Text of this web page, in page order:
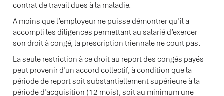
contrat de travail dues à la maladie.
A moins que l’employeur ne puisse démontrer qu’il a
accompli les diligences permettant au salarié d’exercer
son droit à congé, la prescription triennale ne court pas.
La seule restriction à ce droit au report des congés payés
peut provenir d’un accord collectif, à condition que la
période de report soit substantiellement supérieure à la
période d’acquisition (12 mois), soit au minimum une